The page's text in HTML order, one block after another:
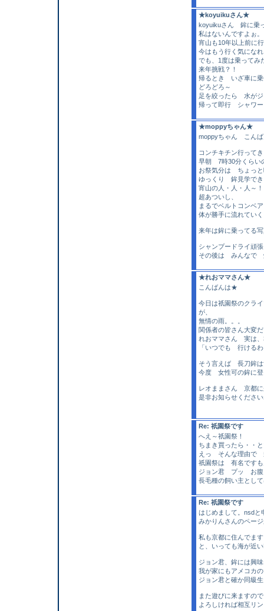
★koyuikuさん★
koyuikuさん 鉾に乗
私はないんですよぉ。
宵山も10年以上前に
今はもう行く気にな
でも、1度は乗ってみ
来年挑戦？！
帰るとき いざ車に乗
どろどろ～
足を絞ったら 水がジ
帰って即行 シャワー
★moppyちゃん★
moppyちゃん こん
コンチキチン行って
早朝 7時30分くらい
お祭気分は ちょっと
ゆっくり 鉾見学でき
宵山の人・人・人～
超あついし、
まるでベルトコンベ
体が勝手に流れてい
来年は鉾に乗ってる
シャンプードライ頑
その後は みんなで
★れおママさん★
こんばんは★
今日は祇園祭のクラ
が、
無情の雨。。。
関係者の皆さん大変
れおママさん 実は、
「いつでも 行ける
そう言えば 長刀鉾は
今度 女性可の鉾に登
レオままさん 京都に
是非お知らせくださ
Re: 祇園祭です
へえ～祇園祭！
ちまき買ったら・・
えっ そんな理由で
祇園祭は 有名ですも
ジョン君 プッ お腹
長毛種の飼い主とし
Re: 祇園祭です
はじめまして。nsdと
みかりんさんのペー
私も京都に住んでま
と、いっても海が近
ジョン君、鉾には興
我が家にもアメコカ
ジョン君と確か同級
また遊びに来ますの
よろしければ相互リ